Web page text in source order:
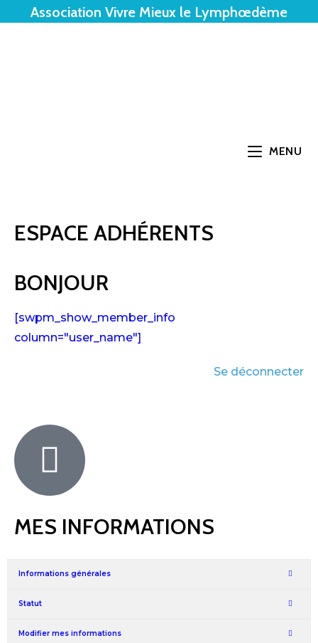
Association Vivre Mieux le Lymphœdème
MENU
ESPACE ADHÉRENTS
BONJOUR
[swpm_show_member_info
column="user_name"]
Se déconnecter
MES INFORMATIONS
Informations générales
Statut
Modifier mes informations